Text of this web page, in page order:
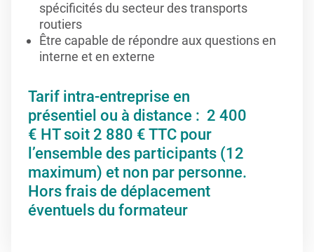
spécificités du secteur des transports
routiers
Être capable de répondre aux questions en
interne et en externe
Tarif intra-entreprise en
présentiel ou à distance : 2 400
€ HT soit 2 880 € TTC pour
l’ensemble des participants (12
maximum) et non par personne.
Hors frais de déplacement
éventuels du formateur